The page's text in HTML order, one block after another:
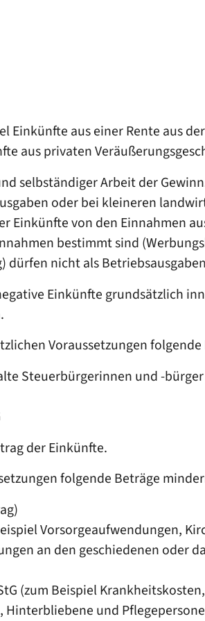
Einkünfte aus einer Rente aus
aus privaten
selbständiger Arbeit der
oder bei kleineren
von den Einnahmen
bestimmt sind
nicht als
Einkünfte grundsätzlich
Voraussetzungen
Steuerbürgerinnen und -bürger
der Einkünfte.
folgende Beträge
Vorsorgeaufwendungen,
an den geschiedenen oder
(zum Beispiel
und